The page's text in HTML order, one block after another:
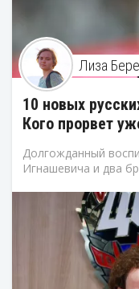
Лиза
10 новых
Кого прорвет
Долгожданный
Игнашевича и два